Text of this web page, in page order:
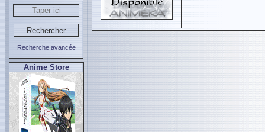
Recherche avancée
Anime Store